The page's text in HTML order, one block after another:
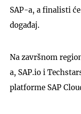
SAP-a, a finalisti
događaj.
Na završnom
a, SAP.io i
platforme SAP